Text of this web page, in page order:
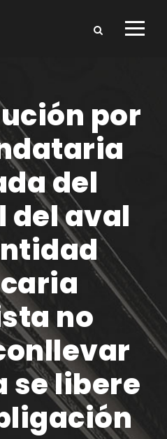
por
del
del aval
no
se libere